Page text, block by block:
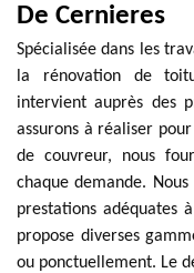
De Cernieres
Spécialisée dans les
la rénovation de
intervient auprès des
assurons à réaliser
de couvreur, nous
chaque demande.
prestations adéquates
propose diverses
ou ponctuellement. Le